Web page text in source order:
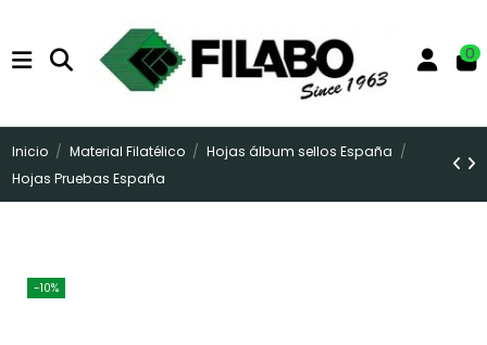
0
Inicio Material Filatélico
Hojas álbum sellos España
Hojas Pruebas España
-10%